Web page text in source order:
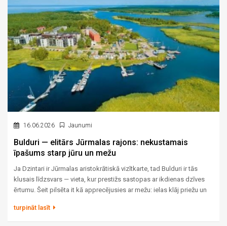
16.06.2026 Jaunumi
Bulduri — elitārs Jūrmalas rajons: nekustamais
īpašums starp jūru un mežu
Ja Dzintari ir Jūrmalas aristokrātiskā vizītkarte, tad Bulduri ir tās
klusais līdzsvars — vieta, kur prestižs sastopas ar ikdienas dzīves
ērtumu. Šeit pilsēta it kā apprecējusies ar mežu: ielas klāj priežu un
Tieši šī kombinācija — daba, telpa un visa nepieciešamā
infrastruktūra vienuviet — padara Buldurus par vienu no
turpināt lasīt